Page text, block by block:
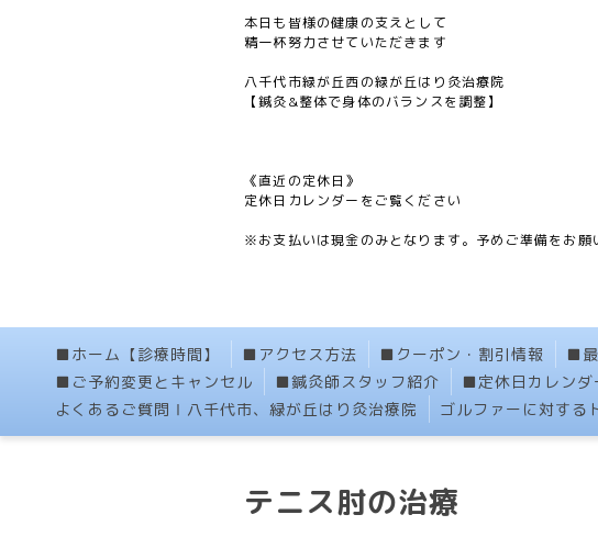
本日も皆様の健康の支えとして
精一杯努力させていただきます
八千代市緑が丘西の緑が丘はり灸治療院
【鍼灸&整体で身体のバランスを調整】
《直近の定休日》
定休日カレンダーをご覧ください
※お支払いは現金のみとなります。予めご準備をお願
■ホーム【診療時間】 ■アクセス方法 ■クーポン・割引情報 ■
■ご予約変更とキャンセル
■鍼灸師スタッフ紹介 ■定休日カレンダ
よくあるご質問Ⅰ八千代市、緑が丘はり灸治療院
ゴルファーに対する
テニス肘の治療